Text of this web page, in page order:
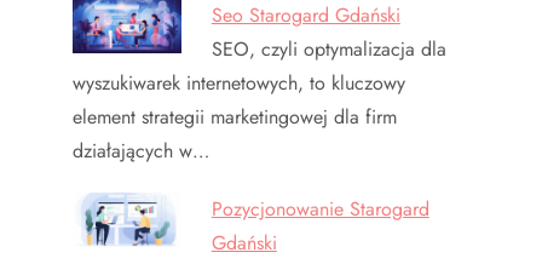
Seo Starogard Gdański
SEO, czyli optymalizacja dla
wyszukiwarek internetowych, to kluczowy
element strategii marketingowej dla firm
działających w…
Pozycjonowanie Starogard
Gdański